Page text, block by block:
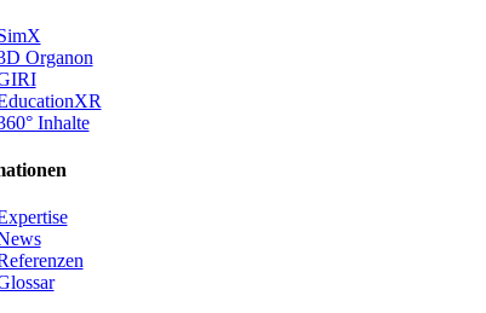
Organon
Inhalte